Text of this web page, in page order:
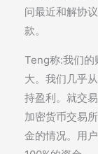
问最近和解协
款。
Teng称:我们的
大。我们几乎
持盈利。就交
加密货币交易
金的情况。用